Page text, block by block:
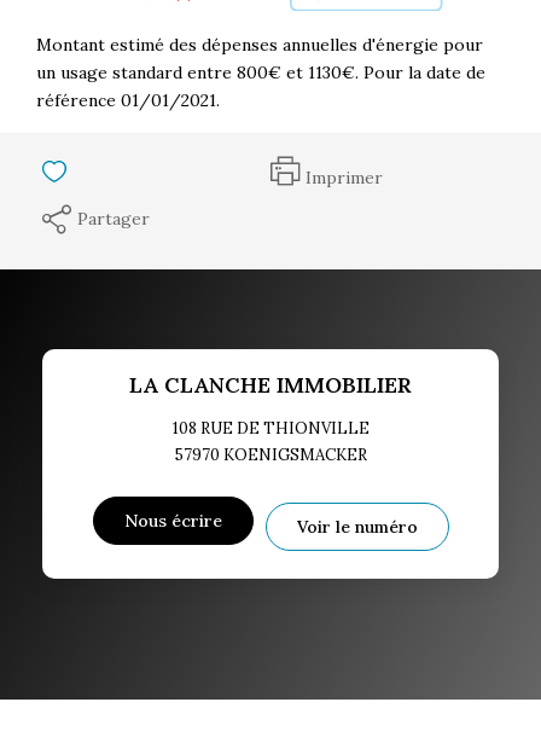
Montant estimé des dépenses annuelles d'énergie pour
un usage standard entre 800€ et 1130€. Pour la date de
référence 01/01/2021.
Imprimer
Partager
LA CLANCHE IMMOBILIER
108 RUE DE THIONVILLE
57970 KOENIGSMACKER
Nous écrire Voir le numéro